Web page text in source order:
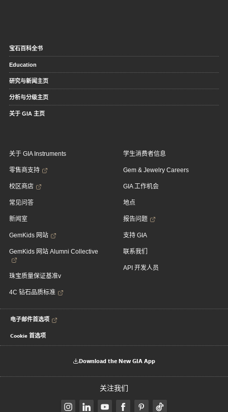
宝石百科全书
Education
研究与新闻主页
分析与分级主页
关于 GIA 主页
关于 GIA Instruments
零售商支持
校区商店
常见问答
新闻室
GemKids 网站
GemKids 网站 Alumni Collective
珠宝质量保证基准v
4C 钻石品质标准
学生消费者信息
Gem & Jewelry Careers
GIA 工作机会
地点
报告问题
支持 GIA
联系我们
API 开发人员
电子邮件首选项
Cookie 首选项
Download the New GIA App
关注我们